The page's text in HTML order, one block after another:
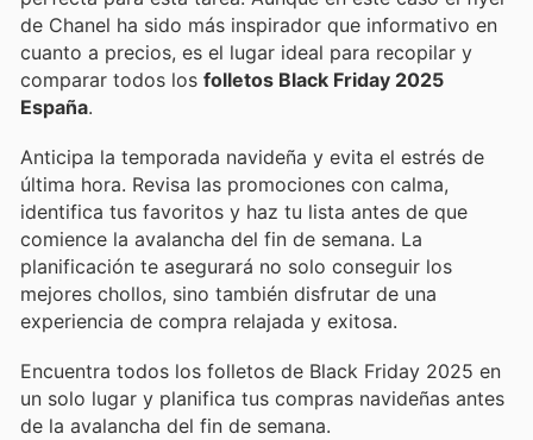
de Chanel ha sido más inspirador que informativo en
cuanto a precios, es el lugar ideal para recopilar y
comparar todos los folletos Black Friday 2025
España.
Anticipa la temporada navideña y evita el estrés de
última hora. Revisa las promociones con calma,
identifica tus favoritos y haz tu lista antes de que
comience la avalancha del fin de semana. La
planificación te asegurará no solo conseguir los
mejores chollos, sino también disfrutar de una
experiencia de compra relajada y exitosa.
Encuentra todos los folletos de Black Friday 2025 en
un solo lugar y planifica tus compras navideñas antes
de la avalancha del fin de semana.